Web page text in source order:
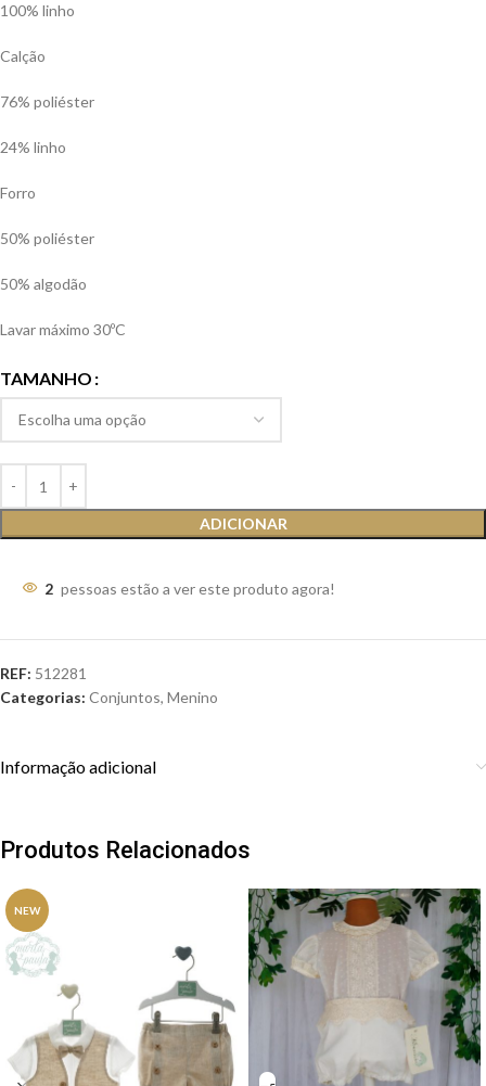
100% linho
Calção
76% poliéster
24% linho
Forro
50% poliéster
50% algodão
Lavar máximo 30ºC
TAMANHO
ADICIONAR
2 pessoas estão a ver este produto agora!
REF: 512281
Categorias: Conjuntos, Menino
Informação adicional
Produtos Relacionados
NEW